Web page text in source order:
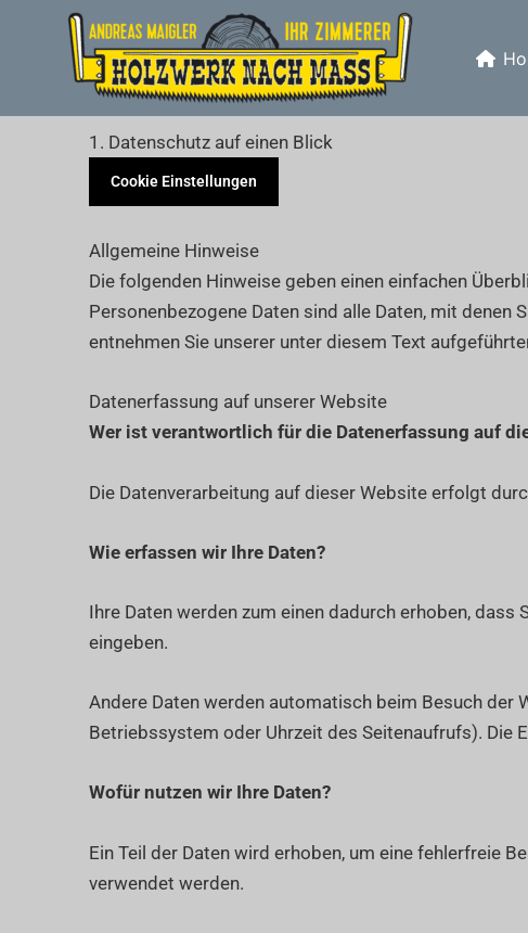
springen
1. Datenschutz auf einen Blick
Cookie Einstellungen
Allgemeine Hinweise
Die folgenden Hinweise geben einen einfachen
Personenbezogene Daten sind alle Daten, mit
entnehmen Sie unserer unter diesem Text
Datenerfassung auf unserer Website
Wer ist verantwortlich für die Datenerfassung auf
Die Datenverarbeitung auf dieser Website erfolgt
Wie erfassen wir Ihre Daten?
Ihre Daten werden zum einen dadurch erhoben,
eingeben.
Andere Daten werden automatisch beim Besuch der
Betriebssystem oder Uhrzeit des Seitenaufrufs). Die
Wofür nutzen wir Ihre Daten?
Ein Teil der Daten wird erhoben, um eine fehlerfreie
verwendet werden.